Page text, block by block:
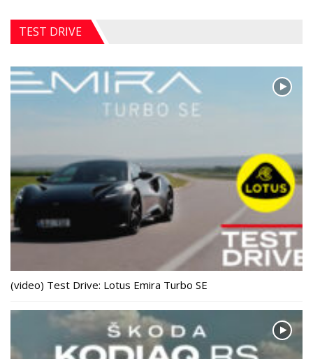
TEST DRIVE
(video) Test Drive: Lotus Emira Turbo SE